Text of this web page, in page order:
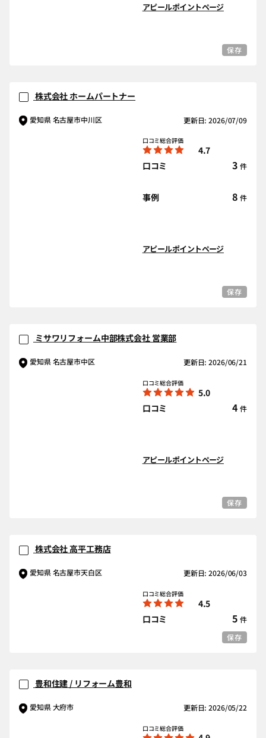
アピールポイントページ
保存
株式会社 ホームパートナー
愛知県 名古屋市中川区 更新日: 2026/07/09
口コミ総合評価
4.7
口コミ
3 件
事例 8 件
アピールポイントページ
保存
ミサワリフォーム中部株式会社 営業部
愛知県 名古屋市中区 更新日: 2026/06/21
口コミ総合評価
5.0
口コミ
4 件
アピールポイントページ
保存
株式会社 高平工務店
愛知県 名古屋市天白区 更新日: 2026/06/03
口コミ総合評価
4.5
口コミ
5 件
保存
豊和住建 / リフォーム豊和
愛知県 大府市 更新日: 2026/05/22
口コミ総合評価